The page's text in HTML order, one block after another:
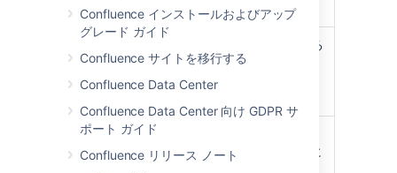
Confluence インストールおよびアップ
グレード ガイド
Confluence サイトを移行する
Confluence Data Center
Confluence Data Center 向け GDPR サ
ポート ガイド
Confluence リリース ノート
照してください。
以降
Jiraでユーザーの名前を変更する
と、Confluenceは自動的に名前
を変更したユーザーを検出しま
Atlassian
Crowd
Crowdでユーザーの名前を変更
すると、Confluenceは自動的に